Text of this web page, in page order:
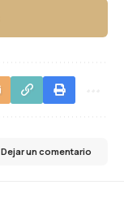
Dejar un comentario